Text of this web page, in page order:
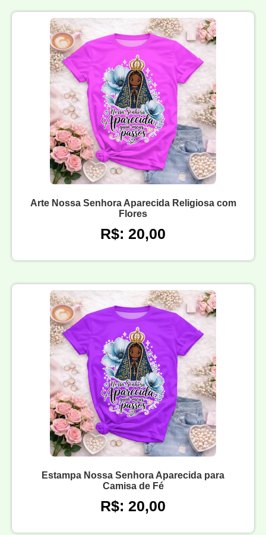
Arte Nossa Senhora Aparecida Religiosa com
Flores
R$: 20,00
Estampa Nossa Senhora Aparecida para
Camisa de Fé
R$: 20,00